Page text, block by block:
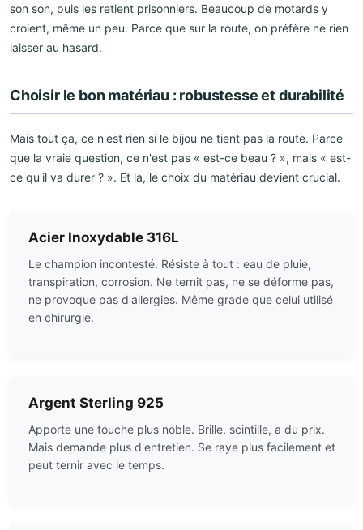
son son, puis les retient prisonniers. Beaucoup de motards y
croient, même un peu. Parce que sur la route, on préfère ne rien
laisser au hasard.
Choisir le bon matériau : robustesse et durabilité
Mais tout ça, ce n'est rien si le bijou ne tient pas la route. Parce
que la vraie question, ce n'est pas « est-ce beau ? », mais « est-
ce qu'il va durer ? ». Et là, le choix du matériau devient crucial.
Acier Inoxydable 316L
Le champion incontesté. Résiste à tout : eau de pluie,
transpiration, corrosion. Ne ternit pas, ne se déforme pas,
ne provoque pas d'allergies. Même grade que celui utilisé
en chirurgie.
Argent Sterling 925
Apporte une touche plus noble. Brille, scintille, a du prix.
Mais demande plus d'entretien. Se raye plus facilement et
peut ternir avec le temps.